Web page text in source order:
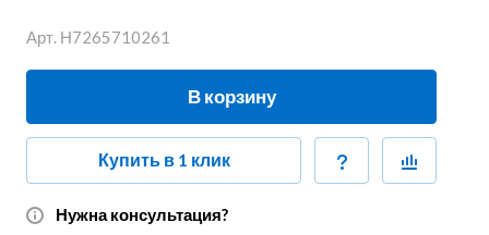
Арт. Н7265710261
В корзину
Купить в 1 клик
Нужна консультация?